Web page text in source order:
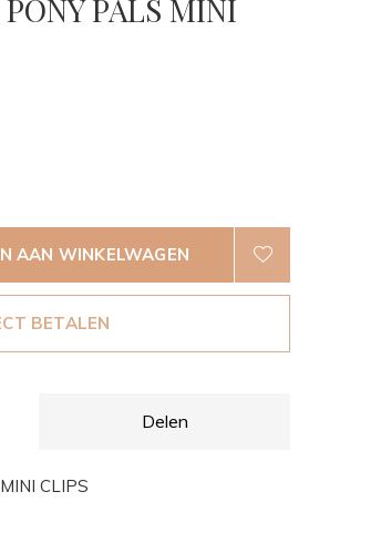
PALS MINI
AAN WINKELWAGEN
BETALEN
Delen
CLIPS